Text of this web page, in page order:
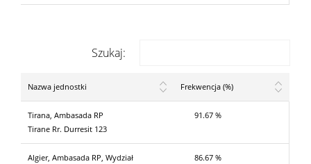
Szukaj:
Nazwa jednostki Frekwencja (%)
Tirana, Ambasada RP
Tirane Rr. Durresit 123
91.67 %
Algier, Ambasada RP, Wydział
86.67 %